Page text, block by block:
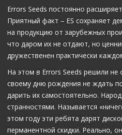
Errors Seeds постоянно
Приятный факт – ES сохраняет
на продукцию от зарубежных
что даром их не отдают, но
дружественен практически
На этом в Errors Seeds решили не
своему дню рождения не ждать
дарить их самостоятельно.
странностями. Называется
этом году эти ребята дарят
перманентной скидки. Реально,